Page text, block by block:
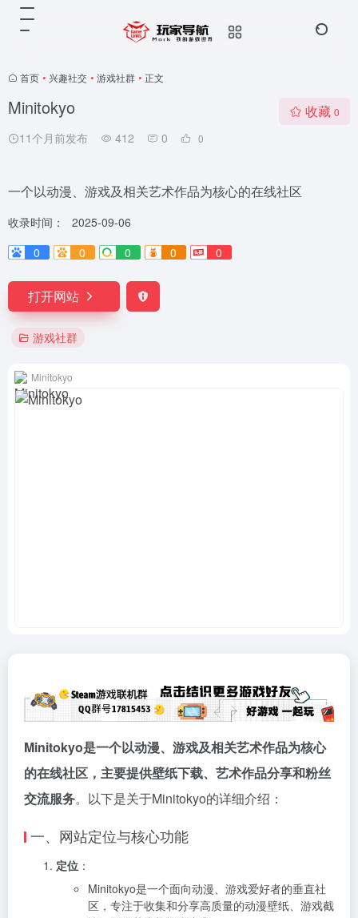
首页 • 兴趣社交 • 游戏社群 • 正文
Minitokyo
11个月前发布 412 0 0
收藏 0
一个以动漫、游戏及相关艺术作品为核心的在线社区
收录时间：
2025-09-06
0
0 0 0 0
打开网站
游戏社群
Minitokyo
Minitokyo是一个以动漫、游戏及相关艺术作品为核心
的在线社区，主要提供壁纸下载、艺术作品分享和粉丝
交流服务。以下是关于Minitokyo的详细介绍：
一、网站定位与核心功能
定位 ：
Minitokyo是一个面向动漫、游戏爱好者的垂直社
区，专注于收集和分享高质量的动漫壁纸、游戏截